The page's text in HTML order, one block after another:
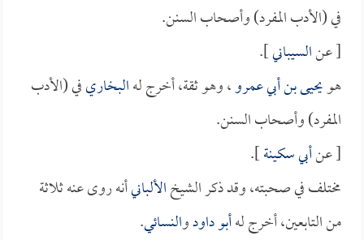
في (الأدب المفرد) وأصحاب السنن.
[ عنالسيباني].
هويحيى بن أبي عمرو، وهو ثقة، أخرج لهالبخاريفي (الأدب
المفرد) وأصحاب السنن.
[ عنأبي سكينة].
مختلف في صحبته، وقد ذكر الشيخالألبانيأنه روى عنه ثلاثة
من التابعين، أخرج لهأبو داودوالنسائي.